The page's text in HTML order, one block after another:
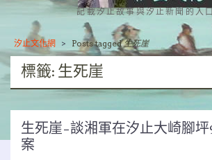
記載汐止故事與汐止新聞的入
汐止文化網 > Posts tagged生死崖
標籤: 生死崖
生死崖–談湘軍在汐止大崎腳坪
案